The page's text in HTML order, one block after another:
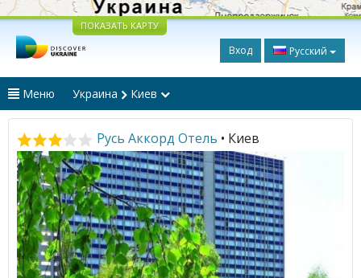
ПОКАЗАТЬ КАРТУ
Вход Русский
Меню Украина Киев
Русь Аккорд Отель • Киев